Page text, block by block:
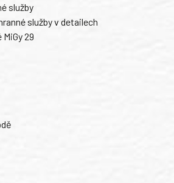
služby
služby v detailech
29